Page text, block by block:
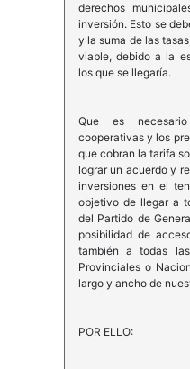
derechos
inversión. Esto se
y la suma de las
viable, debido a la
los que se llegaría.
Que es
cooperativas y los
que cobran la tarifa
lograr un acuerdo y
inversiones en el
objetivo de llegar a
del Partido de
posibilidad de
también a todas
Provinciales o
largo y ancho de
POR ELLO: